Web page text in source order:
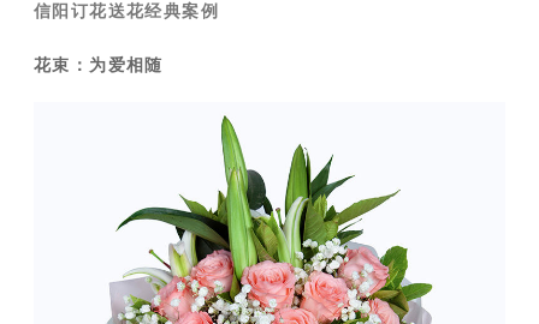
信阳订花送花经典案例
花束：为爱相随